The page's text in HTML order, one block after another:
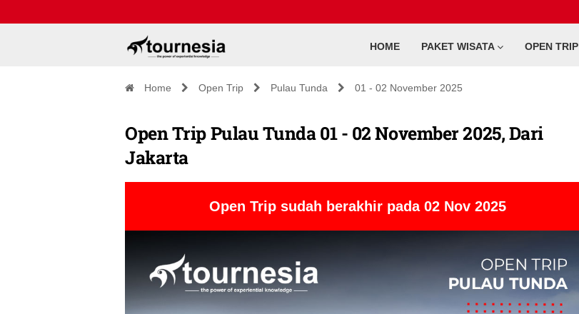
HOME PAKET WISATA OPEN TRIP
Home Open Trip Pulau Tunda 01 - 02 November 2025
Open Trip Pulau Tunda 01 - 02 November 2025, Dari
Jakarta
Open Trip sudah berakhir pada 02 Nov 2025